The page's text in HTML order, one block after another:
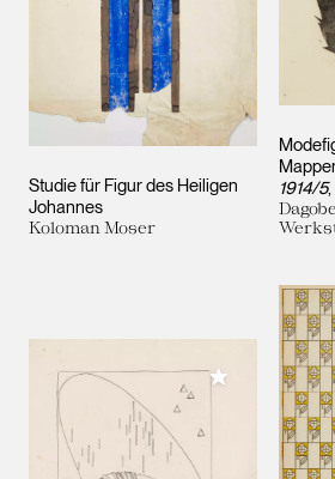
Studie für Figur des Heiligen
Johannes
Koloman Moser
1914/5
Meiner